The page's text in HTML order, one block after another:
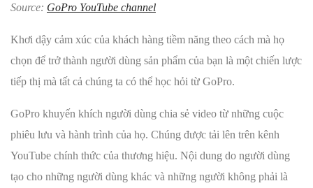
Source: GoPro YouTube channel
Khơi dậy cảm xúc của khách hàng tiềm năng theo cách mà họ
chọn để trở thành người dùng sản phẩm của bạn là một chiến lược
tiếp thị mà tất cả chúng ta có thể học hỏi từ GoPro.
GoPro khuyến khích người dùng chia sẻ video từ những cuộc
phiêu lưu và hành trình của họ. Chúng được tải lên trên kênh
YouTube chính thức của thương hiệu. Nội dung do người dùng
tạo cho những người dùng khác và những người không phải là